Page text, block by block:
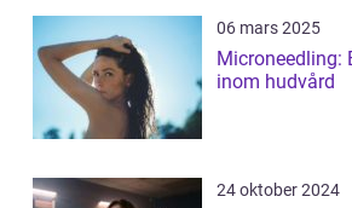
06 mars 2025
Microneedling:
inom hudvård
24 oktober 2024